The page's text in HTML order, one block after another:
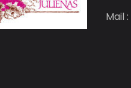
Mail :